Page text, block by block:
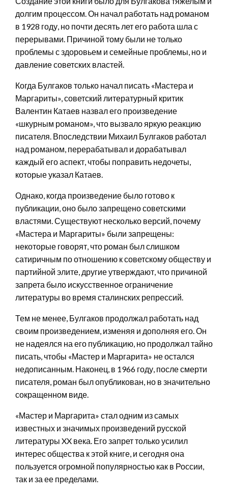
долгим процессом. Он начал работать над романом
в 1928 году, но почти десять лет его работа шла с
перерывами. Причиной тому были не только
проблемы с здоровьем и семейные проблемы, но и
давление советских властей.
Когда Булгаков только начал писать «Мастера и
Маргариты», советский литературный критик
Валентин Катаев назвал его произведение
«шкурным романом», что вызвало яркую реакцию
писателя. Впоследствии Михаил Булгаков работал
над романом, перерабатывал и дорабатывал
каждый его аспект, чтобы поправить недочеты,
которые указал Катаев.
Однако, когда произведение было готово к
публикации, оно было запрещено советскими
властями. Существуют несколько версий, почему
«Мастера и Маргариты» были запрещены:
некоторые говорят, что роман был слишком
сатиричным по отношению к советскому обществу и
партийной элите, другие утверждают, что причиной
запрета было искусственное ограничение
литературы во время сталинских репрессий.
Тем не менее, Булгаков продолжал работать над
своим произведением, изменяя и дополняя его. Он
не надеялся на его публикацию, но продолжал тайно
писать, чтобы «Мастер и Маргарита» не остался
недописанным. Наконец, в 1966 году, после смерти
писателя, роман был опубликован, но в значительно
сокращенном виде.
«Мастер и Маргарита» стал одним из самых
известных и значимых произведений русской
литературы XX века. Его запрет только усилил
интерес общества к этой книге, и сегодня она
пользуется огромной популярностью как в России,
так и за ее пределами.